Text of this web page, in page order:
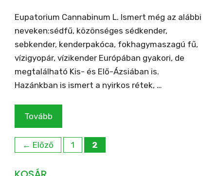
Eupatorium Cannabinum L. Ismert még az alábbi
neveken:sédfű, közönséges sédkender,
sebkender, kenderpakóca, fokhagymaszagú fű,
vízigyopár, vízikender Európában gyakori, de
megtalálható Kis- és Elő-Ázsiában is.
Hazánkban is ismert a nyirkos rétek, …
Tovább
← Előző Oldal
1 Oldal
2